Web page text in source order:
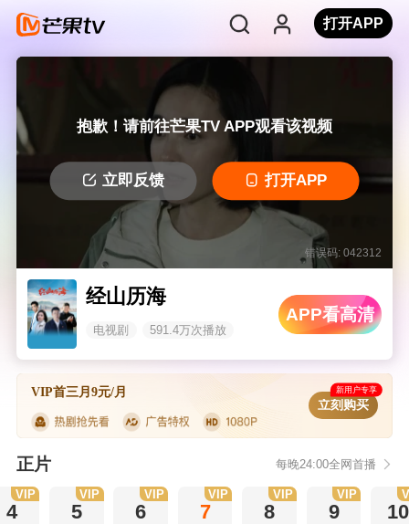
打开APP
抱歉！请前往芒果TV APP观看该视频
立即反馈 打开APP
错误码: 042312
经山历海
电视剧 591.4万次播放
APP看高清
VIP首三月9元/月 新用户专享
立刻购买
正片 每晚24:00全网首播
4
VIP
5
VIP
6
VIP
7
VIP
8
VIP
9
VIP
10